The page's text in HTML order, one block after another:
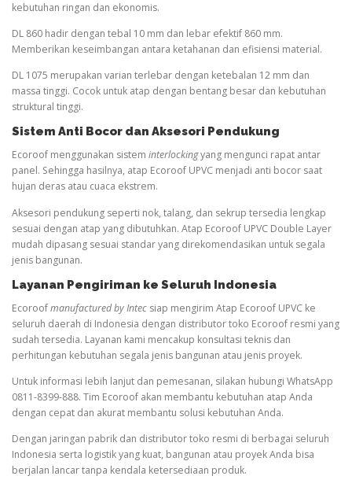
kebutuhan ringan dan ekonomis.
DL 860 hadir dengan tebal 10 mm dan lebar efektif 860 mm.
Memberikan keseimbangan antara ketahanan dan efisiensi material.
DL 1075 merupakan varian terlebar dengan ketebalan 12 mm dan
massa tinggi. Cocok untuk atap dengan bentang besar dan kebutuhan
struktural tinggi.
Sistem Anti Bocor dan Aksesori Pendukung
Ecoroof menggunakan sistem interlockingyang mengunci rapat antar
panel. Sehingga hasilnya, atap Ecoroof UPVC menjadi anti bocor saat
hujan deras atau cuaca ekstrem.
Aksesori pendukung seperti nok, talang, dan sekrup tersedia lengkap
sesuai dengan atap yang dibutuhkan. Atap Ecoroof UPVC Double Layer
mudah dipasang sesuai standar yang direkomendasikan untuk segala
jenis bangunan.
Layanan Pengiriman ke Seluruh Indonesia
Ecoroofmanufactured by Intec siap mengirim Atap Ecoroof UPVC ke
seluruh daerah di Indonesia dengan distributor toko Ecoroof resmi yang
sudah tersedia. Layanan kami mencakup konsultasi teknis dan
perhitungan kebutuhan segala jenis bangunan atau jenis proyek.
Untuk informasi lebih lanjut dan pemesanan, silakan hubungi WhatsApp
0811-8399-888. Tim Ecoroof akan membantu kebutuhan atap Anda
dengan cepat dan akurat membantu solusi kebutuhan Anda.
Dengan jaringan pabrik dan distributor toko resmi di berbagai seluruh
Indonesia serta logistik yang kuat, bangunan atau proyek Anda bisa
berjalan lancar tanpa kendala ketersediaan produk.